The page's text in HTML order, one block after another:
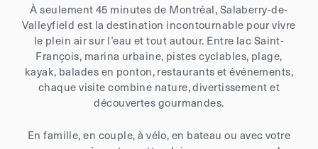
À seulement 45 minutes de Montréal, Salaberry-de-
Valleyfield est la destination incontournable pour vivre
le plein air sur l’eau et tout autour. Entre lac Saint-
François, marina urbaine, pistes cyclables, plage,
kayak, balades en ponton, restaurants et événements,
chaque visite combine nature, divertissement et
découvertes gourmandes.
En famille, en couple, à vélo, en bateau ou avec votre